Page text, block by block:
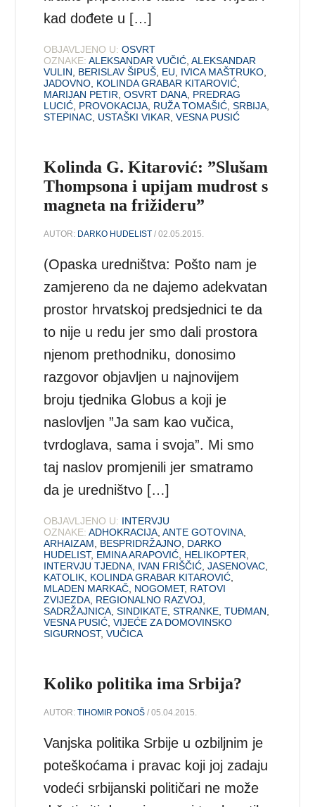
kad dođete u […]
OBJAVLJENO U: OSVRT
OZNAKE: ALEKSANDAR VUČIĆ,ALEKSANDAR
VULIN, BERISLAV ŠIPUŠ, EU, IVICA MAŠTRUKO,
JADOVNO, KOLINDA GRABAR KITAROVIĆ,
MARIJAN PETIR,OSVRT DANA, PREDRAG
LUCIĆ, PROVOKACIJA, RUŽA TOMAŠIĆ,SRBIJA,
STEPINAC, USTAŠKI VIKAR,VESNA PUSIĆ
Kolinda G. Kitarović: ”Slušam
Thompsona i upijam mudrost s
magneta na frižideru”
AUTOR: DARKO HUDELIST / 02.05.2015.
(Opaska uredništva: Pošto nam je
zamjereno da ne dajemo adekvatan
prostor hrvatskoj predsjednici te da
to nije u redu jer smo dali prostora
njenom prethodniku, donosimo
razgovor objavljen u najnovijem
broju tjednika Globus a koji je
naslovljen ”Ja sam kao vučica,
tvrdoglava, sama i svoja”. Mi smo
taj naslov promjenili jer smatramo
da je uredništvo […]
OBJAVLJENO U: INTERVJU
OZNAKE: ADHOKRACIJA ,ANTE GOTOVINA
ARHAIZAM
BESPRIDRŽAJNO DARKO
HUDELIST, EMINA ARAPOVIĆ HELIKOPTER
INTERVJU TJEDNA IVAN FRIŠČIĆ ,JASENOVAC
KATOLIK KOLINDA GRABAR KITAROVIĆ
MLADEN MARKAČ NOGOMET, RATOVI
ZVIJEZDA REGIONALNO RAZVOJ
SADRŽAJNICA ,SINDIKATE ,STRANKE ,TUĐMAN
VESNA PUSIĆ ,VIJEĆE ZA DOMOVINSKO
SIGURNOST,VUČICA
Koliko politika ima Srbija?
AUTOR:TIHOMIR PONOŠ / 05.04.2015.
Vanjska politika Srbije u ozbiljnim je
poteškoćama i pravac koji joj zadaju
vodeći srbijanski političari ne može